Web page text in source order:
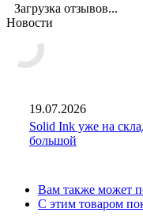
Загрузка отзывов...
Новости
19.07.2026
Solid Ink уже на
большой
Вам также может
С этим товаром